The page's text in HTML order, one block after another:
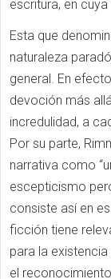
escritura, en cuya
Esta que
naturaleza
general. En
devoción más
incredulidad, a
Por su parte,
narrativa como
escepticismo
consiste así en
ficción tiene
para la
el